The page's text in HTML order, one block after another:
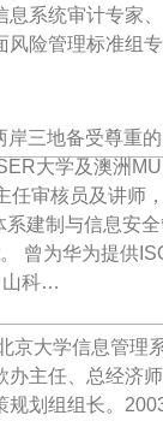
息系统审计专家
风险管理标准组
岸三地备受尊重
大学及澳洲
任审核员及讲师
建制与信息安
曾为华为提供
山科…
京大学信息管理
办主任、总经济
规划组组长。